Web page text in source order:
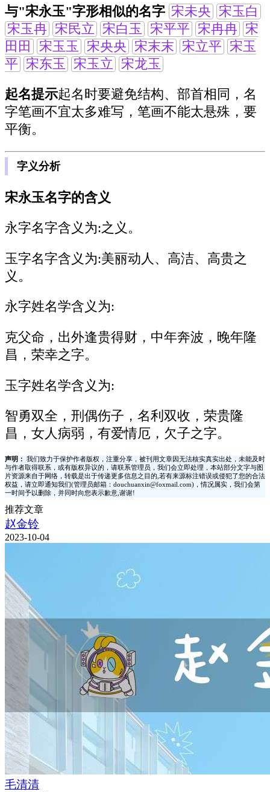
与"宋永玉"字形相似的名字 宋未央
宋玉白
宋玉冉
宋民立 宋白玉 宋平平 宋冉冉
宋
田田
宋玉玉 宋央央 宋末末 宋立平
宋玉
平
宋东玉 宋玉立 宋龙玉
起名提示起名时要避免结构、部首相同，名
字笔画不宜太多难写，笔画不能太悬殊，要
平衡。
字义分析
宋永玉名字的含义
永字名字含义为:之义。
玉字名字含义为:美丽动人、高洁、高贵之
义。
永字姓名学含义为:
克父命，出外逢贵得财，中年奔波，晚年隆
昌，荣幸之字。
玉字姓名学含义为:
智勇双全，刑偶伤子，名利双收，荣贵隆
昌，女人病弱，有爱情厄，欠子之字。
声明：
我们致力于保护作者版权，注重分享，被刊用文章因无法核实真实出处，未能及时
与作者取得联系，或有版权异议的，请联系管理员，我们会立即处理，本站部分文字与图
片资源来自于网络，转载是出于传递更多信息之目的,若有来源标注错误或侵犯了您的合法
权益，请立即通知我们(管理员邮箱：douchuanxin@foxmail.com)，情况属实，我们会第
一时间予以删除，并同时向您表示歉意,谢谢!
推荐文章
赵金铃
2023-10-04
毛清清